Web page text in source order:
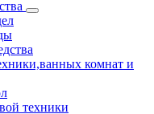
комнат и
техники